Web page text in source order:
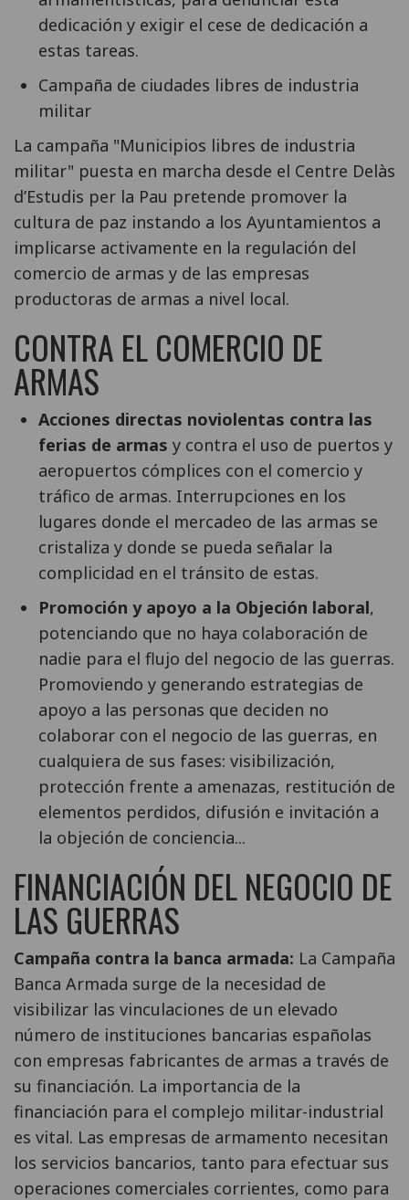
dedicación y exigir el cese de dedicación a
estas tareas.
Campaña de ciudades libres de industria
militar
La campaña "Municipios libres de industria
militar" puesta en marcha desde el Centre Delàs
d’Estudis per la Pau pretende promover la
cultura de paz instando a los Ayuntamientos a
implicarse activamente en la regulación del
comercio de armas y de las empresas
productoras de armas a nivel local.
CONTRA EL COMERCIO DE
ARMAS
Acciones directas noviolentas contra las
ferias de armas y contra el uso de puertos y
aeropuertos cómplices con el comercio y
tráfico de armas. Interrupciones en los
lugares donde el mercadeo de las armas se
cristaliza y donde se pueda señalar la
complicidad en el tránsito de estas.
Promoción y apoyo a la Objeción laboral,
potenciando que no haya colaboración de
nadie para el flujo del negocio de las guerras.
Promoviendo y generando estrategias de
apoyo a las personas que deciden no
colaborar con el negocio de las guerras, en
cualquiera de sus fases: visibilización,
protección frente a amenazas, restitución de
elementos perdidos, difusión e invitación a
la objeción de conciencia...
FINANCIACIÓN DEL NEGOCIO DE
LAS GUERRAS
Campaña contra la banca armada: La Campaña
Banca Armada surge de la necesidad de
visibilizar las vinculaciones de un elevado
número de instituciones bancarias españolas
con empresas fabricantes de armas a través de
su financiación. La importancia de la
financiación para el complejo militar-industrial
es vital. Las empresas de armamento necesitan
los servicios bancarios, tanto para efectuar sus
operaciones comerciales corrientes, como para